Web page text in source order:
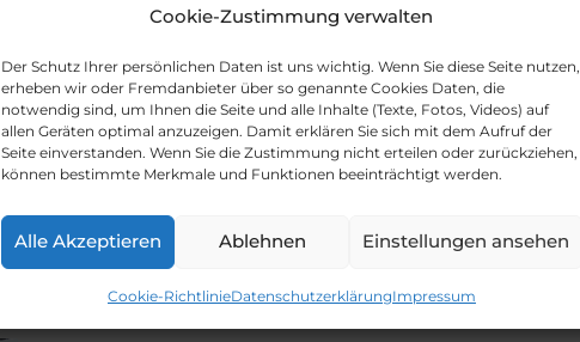
Cookie-Zustimmung verwalten
Der Schutz Ihrer persönlichen Daten ist uns wichtig. Wenn Sie diese Seite nutzen,
erheben wir oder Fremdanbieter über so genannte Cookies Daten, die
notwendig sind, um Ihnen die Seite und alle Inhalte (Texte, Fotos, Videos) auf
allen Geräten optimal anzuzeigen. Damit erklären Sie sich mit dem Aufruf der
Seite einverstanden. Wenn Sie die Zustimmung nicht erteilen oder zurückziehen,
können bestimmte Merkmale und Funktionen beeinträchtigt werden.
Alle Akzeptieren Ablehnen Einstellungen ansehen
Cookie-RichtlinieDatenschutzerklärungImpressum
Lahmann und der Weiße Hirsch
Gemeinsam mit einem Team vom MDR suche ich nach
alten Fotomotiven im Dr. Lahmann Park: Damenbad,
Herrenbad, Doktohaus, Hirschhaus und…